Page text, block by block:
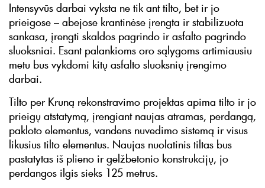
Intensyvūs darbai vyksta ne tik ant tilto, bet ir jo
prieigose – abejose krantinėse įrengta ir stabilizuota
sankasa, įrengti skaldos pagrindo ir asfalto pagrindo
sluoksniai. Esant palankioms oro sąlygoms artimiausiu
metu bus vykdomi kitų asfalto sluoksnių įrengimo
darbai.
Tilto per Kruną rekonstravimo projektas apima tilto ir jo
prieigų atstatymą, įrengiant naujas atramas, perdangą,
pakloto elementus, vandens nuvedimo sistemą ir visus
likusius tilto elementus. Naujas nuolatinis tiltas bus
pastatytas iš plieno ir gelžbetonio konstrukcijų, jo
perdangos ilgis sieks 125 metrus.